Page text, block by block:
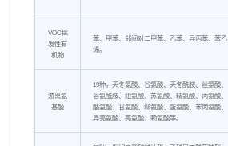
VOC挥
发性有
机物
苯、甲苯、邻间对二甲苯、乙苯、异丙苯、苯乙
烯。
游离氨
基酸
19种，天冬氨酸、谷氨酸、天冬酰胺、丝氨酸、
谷氨酰胺、组氨酸、苏氨酸、精氨酸、丙氨酸、
酪氨酸、甘氨酸、缬氨酸、蛋氨酸、苯丙氨酸、
异亮氨酸、亮氨酸、赖氨酸等。